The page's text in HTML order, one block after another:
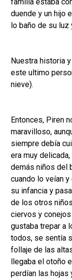
duende y un hijo
lo baño de su
Nuestra historia
este ultimo
nieve).
Entonces, Piren
maravilloso,
siempre debía
era muy
demás niños del
cuando lo veían
su infancia y
de los otros
ciervos y
gustaba trepar a
todos, se sentía
follaje de las
llegaba el otoño
perdían las